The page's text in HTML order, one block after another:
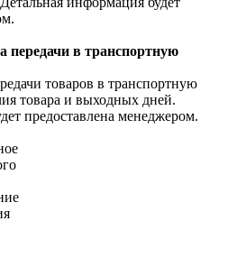
передачи в транспортную
товаров в транспортную
товара и выходных дней.
предоставлена менеджером.